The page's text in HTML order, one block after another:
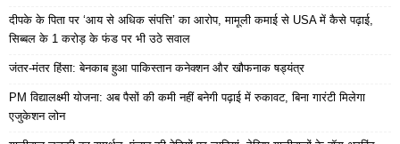
दीपके के पिता पर ‘आय से अधिक संपत्ति’ का आरोप, मामूली कमाई से USA में कैसे पढ़ाई,
सिब्बल के 1 करोड़ के फंड पर भी उठे सवाल
जंतर-मंतर हिंसा: बेनकाब हुआ पाकिस्तान कनेक्शन और खौफनाक षड्यंत्र
PM विद्यालक्ष्मी योजना: अब पैसों की कमी नहीं बनेगी पढ़ाई में रुकावट, बिना गारंटी मिलेगा
एजुकेशन लोन